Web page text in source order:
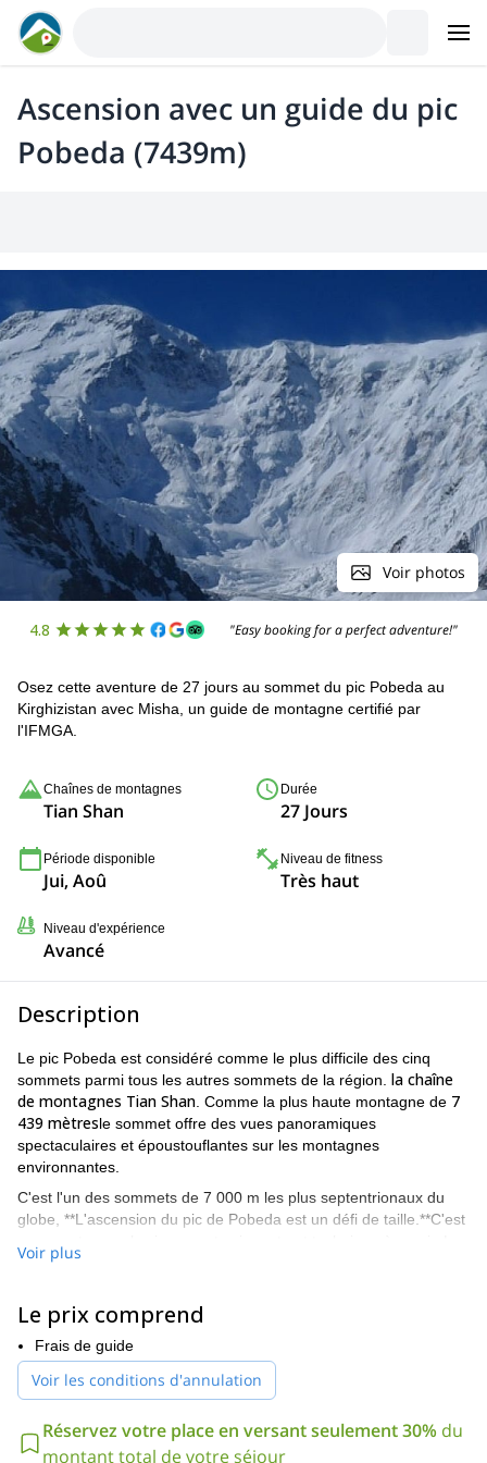
Ascension avec un guide du pic
Pobeda (7439m)
Voir photos
4.8 "Easy booking for a perfect adventure!"
Osez cette aventure de 27 jours au sommet du pic Pobeda au
Kirghizistan avec Misha, un guide de montagne certifié par
l'IFMGA.
Chaînes de montagnes
Tian Shan
Durée
27 Jours
Période disponible
Jui, Aoû
Niveau de fitness
Très haut
Niveau d'expérience
Avancé
Description
Le pic Pobeda est considéré comme le plus difficile des cinq
sommets parmi tous les autres sommets de la région. la chaîne
de montagnes Tian Shan . Comme la plus haute montagne de 7
439 mètresle sommet offre des vues panoramiques
spectaculaires et époustouflantes sur les montagnes
environnantes.
C'est l'un des sommets de 7 000 m les plus septentrionaux du
globe, **L'ascension du pic de Pobeda est un défi de taille.**C'est
pic a reçu son nom en 1943 lorsqu'une équipe soviétique a réussi
Notre point de rencontre sera à Bishkek, la capitale du
Kirghizistan, et le lendemain matin, nous serons transférés au
camp de base de Karkara (460 m). Le lendemain, nous nous
rendrons en hélicoptère au camp de base "South Inylchek" (4000
m). Après deux jours d'acclimatation et de préparation à
l'ascension, nous commencerons l'ascension jusqu'au camp N1,
situé sur le glacier Zvjozdochka à 4600 m.
Voir plus
Le prix comprend
Frais de guide
Voir les conditions d'annulation
Réservez votre place en versant seulement 30% du
montant total de votre séjour